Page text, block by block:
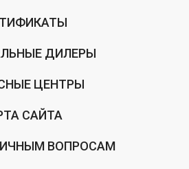
ДИЛЕРЫ
ЦЕНТРЫ
САЙТА
ВОПРОСАМ